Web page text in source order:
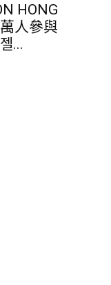
HONG
人參與
...